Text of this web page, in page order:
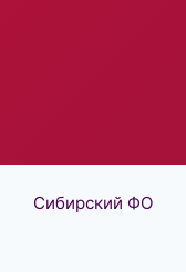
Сибирский ФО